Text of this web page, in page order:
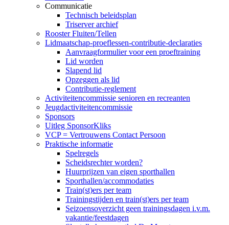
Communicatie
Technisch beleidsplan
Triserver archief
Rooster Fluiten/Tellen
Lidmaatschap-proeflessen-contributie-declaraties
Aanvraagformulier voor een proeftraining
Lid worden
Slapend lid
Opzeggen als lid
Contributie-reglement
Activiteitencommissie senioren en recreanten
Jeugdactiviteitencommissie
Sponsors
Uitleg SponsorKliks
VCP = Vertrouwens Contact Persoon
Praktische informatie
Spelregels
Scheidsrechter worden?
Huurprijzen van eigen sporthallen
Sporthallen/accommodaties
Train(st)ers per team
Trainingstijden en train(st)ers per team
Seizoensoverzicht geen trainingsdagen i.v.m.
vakantie/feestdagen